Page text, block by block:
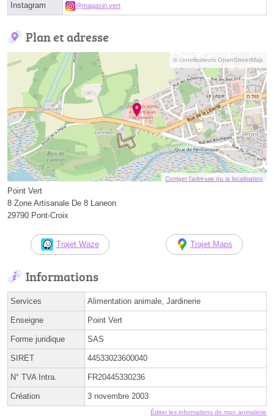
Instagram @magasin.vert
Plan et adresse
© contributeurs OpenStreetMap
Corriger l’adresse ou la localisation
Point Vert
8 Zone Artisanale De 8 Laneon
29790 Pont-Croix
Trajet Waze Trajet Maps
Informations
Services Alimentation animale, Jardinerie
Enseigne Point Vert
Forme juridique SAS
SIRET 44533023600040
N° TVA Intra. FR20445330236
Création 3 novembre 2003
Éditer les informations de mon animalerie